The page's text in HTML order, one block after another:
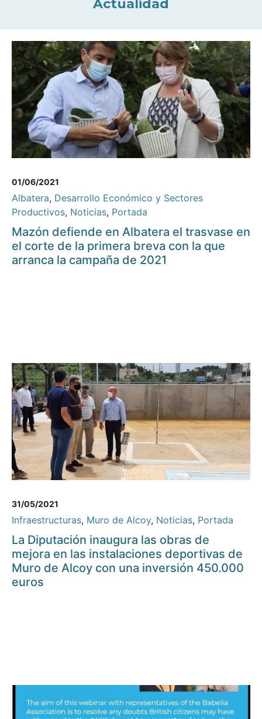
Actualidad
01/06/2021
Albatera, Desarrollo Económico y Sectores
Productivos, Noticias, Portada
Mazón defiende en Albatera el trasvase en
el corte de la primera breva con la que
arranca la campaña de 2021
31/05/2021
Infraestructuras, Muro de Alcoy, Noticias, Portada
La Diputación inaugura las obras de
mejora en las instalaciones deportivas de
Muro de Alcoy con una inversión 450.000
euros